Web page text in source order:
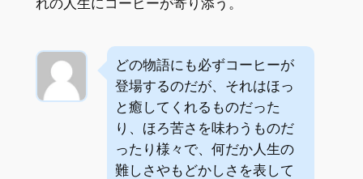
どの物語にも必ずコーヒーが
登場するのだが、それはほっ
と癒してくれるものだった
り、ほろ苦さを味わうものだ
ったり様々で、何だか人生の
難しさやもどかしさを表して